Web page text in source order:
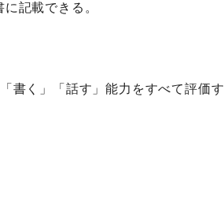
記載できる。
書く」「話す」能力をすべて評価す